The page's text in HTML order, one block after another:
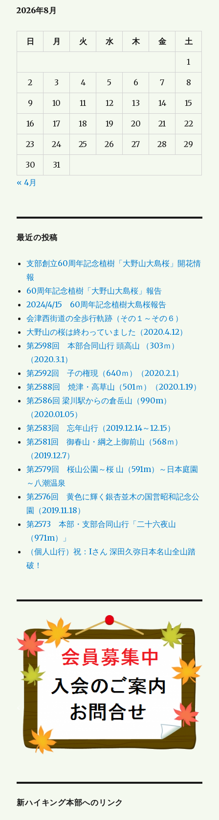
2026年8月
日 月 火 水 木 金 土
1
2 3 4 5 6 7 8
9 10 11 12 13 14 15
16 17 18 19 20 21 22
23 24 25 26 27 28 29
30
31
« 4月
最近の投稿
支部創立60周年記念植樹「大野山大島桜」開花情
報
60周年記念植樹「大野山大島桜」報告
2024/4/15 60周年記念植樹大島桜報告
会津西街道の全歩行軌跡（その１～その６）
大野山の桜は終わっていました（2020.4.12）
第2598回 本部合同山行 頭高山 （303ｍ）
（2020.3.1）
第2592回 子の権現（640ｍ）（2020.2.1）
第2588回 焼津・高草山（501ｍ）（2020.1.19）
第2586回 梁川駅からの倉岳山（990m）
（2020.01.05）
第2583回 忘年山行（2019.12.14～12.15）
第2581回 御春山・綱之上御前山（568ｍ）
（2019.12.7）
第2579回 桜山公園～桜 山（591m）～日本庭園
～八潮温泉
第2576回 黄色に輝く銀杏並木の国営昭和記念公
園（2019.11.18）
第2573 本部・支部合同山行「二十六夜山
（971m）」
（個人山行）祝：Iさん 深田久弥日本名山全山踏
破！
新ハイキング本部へのリンク